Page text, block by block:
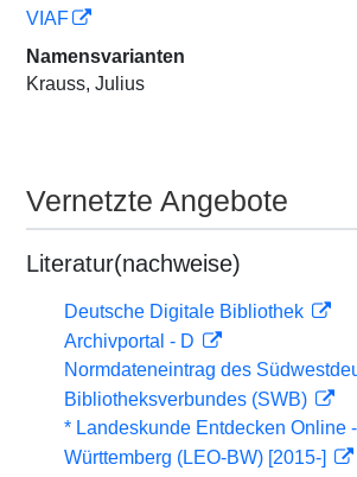
VIAF
Namensvarianten
Krauss, Julius
Vernetzte Angebote
Literatur(nachweise)
Deutsche Digitale Bibliothek
Archivportal - D
Normdateneintrag des
Bibliotheksverbundes (SWB)
* Landeskunde Entdecken Online
Württemberg (LEO-BW) [2015-]